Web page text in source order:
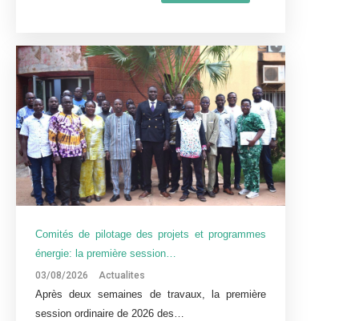
Comités de pilotage des projets et programmes
énergie: la première session…
03/08/2026 Actualites
Après deux semaines de travaux, la première
session ordinaire de 2026 des…